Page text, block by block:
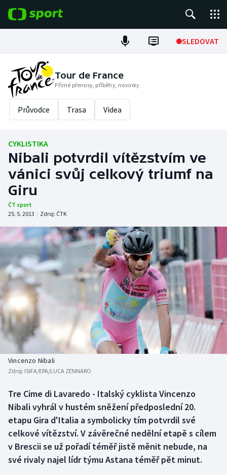
SLEDOVAT
Fotbal
Hokej
Tenis
Cyklistika
DALŠÍ SPORTY
Americký fotbal
Baseball a softbal
Basketbal
Biatlon
Boby a skeleton
Curling
Florbal
Futsal
Golf
NEPŘEHLÉDNĚTE
Soutěže
Historické návraty
Aplikace ČT sport
AZ kvíz
Tour de France
Přímé přenosy, příběhy, novinky
Průvodce Trasa Videa
CYKLISTIKA
Nibali potvrdil vítězstvím ve
vánici svůj celkový triumf na
Giru
ČT sport
25. 5. 2013 | Zdroj: ČTK
Vincenzo Nibali
Zdroj: ISIFA/EPA/LUCA ZENNARO
Tre Cime di Lavaredo - Italský cyklista Vincenzo
Nibali vyhrál v hustém sněžení předposlední 20.
etapu Gira d'Italia a symbolicky tím potvrdil své
celkové vítězství. V závěrečné nedělní etapě s cílem
v Brescii se už pořadí téměř jistě měnit nebude, na
své rivaly najel lídr týmu Astana téměř pět minut.